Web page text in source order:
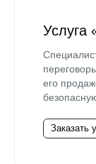
Услуга
его
Заказать